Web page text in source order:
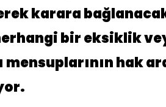
karara
bir eksiklik
hak